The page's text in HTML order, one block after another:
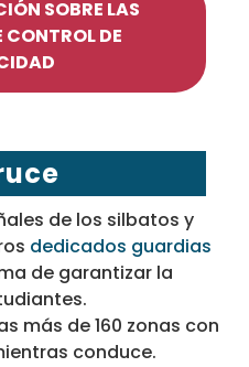
SOBRE LAS
DE
de los silbatos y
dedicados guardias
de garantizar la
más de 160 zonas con
conduce.